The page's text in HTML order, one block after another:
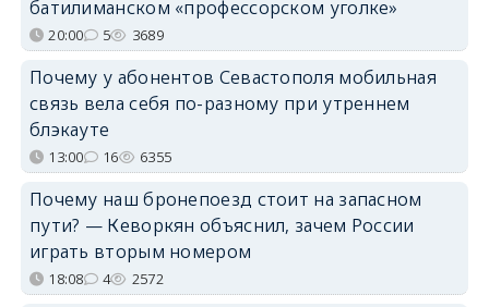
батилиманском «профессорском уголке»
20:00 5 3689
Почему у абонентов Севастополя мобильная
связь вела себя по-разному при утреннем
блэкауте
13:00 16 6355
Почему наш бронепоезд стоит на запасном
пути? — Кеворкян объяснил, зачем России
играть вторым номером
18:08 4 2572